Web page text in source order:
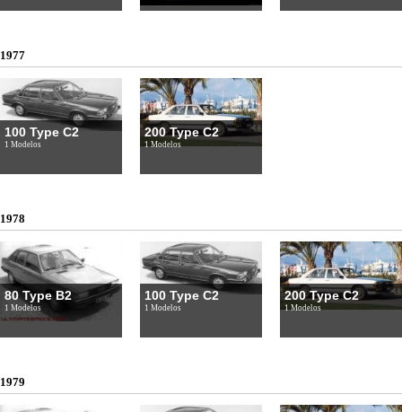
1977
100 Type C2
1 Modelos
200 Type C2
1 Modelos
1978
80 Type B2
1 Modelos
100 Type C2
1 Modelos
200 Type C2
1 Modelos
1979